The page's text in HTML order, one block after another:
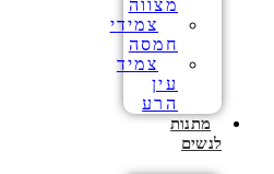
מצווה
צמידי
חמסה
צמיד
עין
הרע
מתנות
לנשים